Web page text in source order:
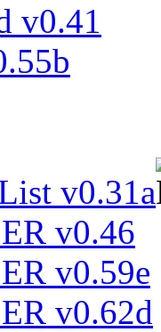
v0.41
v0.31a
v0.46
v0.59e
v0.62d